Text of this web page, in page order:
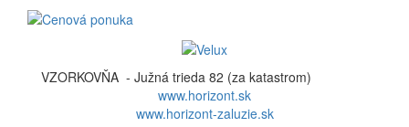
VZORKOVŇA - Južná trieda 82 (za katastrom)
www.horizont.sk
www.horizont-zaluzie.sk